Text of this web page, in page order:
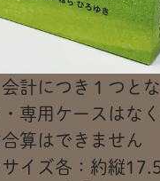
計につき１つと
専用ケースはな
算はできません
イズ各：約縦